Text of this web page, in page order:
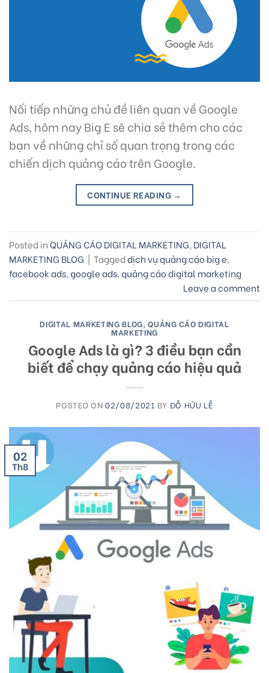
Nối tiếp những chủ đề liên quan về Google
Ads, hôm nay Big E sẽ chia sẻ thêm cho các
bạn về những chỉ số quan trọng trong các
chiến dịch quảng cáo trên Google.
CONTINUE READING →
Posted inQUẢNG CÁO DIGITAL MARKETING, DIGITAL
MARKETING BLOG | Taggeddịch vụ quảng cáo big e,
facebook ads,google ads,quảng cáo digital marketing
Leave a comment
DIGITAL MARKETING BLOG,QUẢNG CÁO DIGITAL
MARKETING
Google Ads là gì? 3 điều bạn cần
biết để chạy quảng cáo hiệu quả
POSTED ON02/08/2021 BY ĐỖ HỮU LỄ
02
Th8